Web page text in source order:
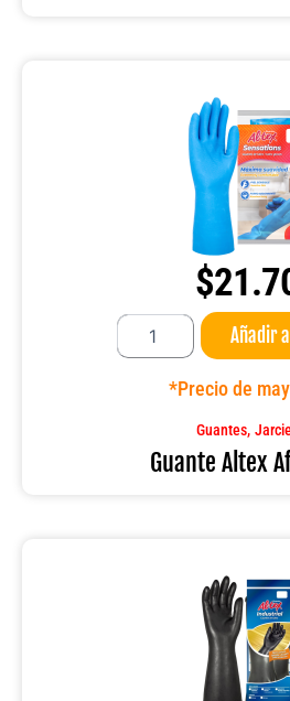
$
Guante
Afelpado
Añadir
*Precio de
Guantes,
Guante Altex